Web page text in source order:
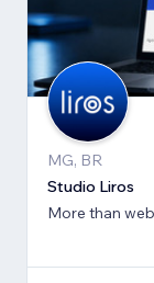
MG, BR
Studio Liros
More than